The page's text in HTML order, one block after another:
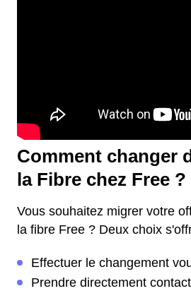
Comment changer
la Fibre chez Free ?
Vous souhaitez migrer votre
la fibre Free ? Deux choix
Effectuer le changement
Prendre directement